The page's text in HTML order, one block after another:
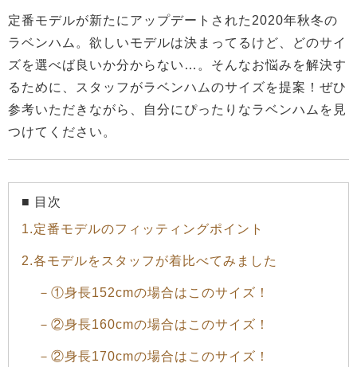
定番モデルが新たにアップデートされた2020年秋冬の
ラベンハム。欲しいモデルは決まってるけど、どのサイ
ズを選べば良いか分からない…。そんなお悩みを解決す
るために、スタッフがラベンハムのサイズを提案！ぜひ
参考いただきながら、自分にぴったりなラベンハムを見
つけてください。
■ 目次
1.定番モデルのフィッティングポイント
2.各モデルをスタッフが着比べてみました
－①身長152cmの場合はこのサイズ！
－②身長160cmの場合はこのサイズ！
－②身長170cmの場合はこのサイズ！